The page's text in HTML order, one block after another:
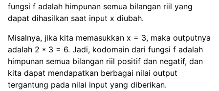
fungsi f adalah himpunan semua bilangan riil yang
dapat dihasilkan saat input x diubah.
Misalnya, jika kita memasukkan x = 3, maka outputnya
adalah 2 * 3 = 6. Jadi, kodomain dari fungsi f adalah
himpunan semua bilangan riil positif dan negatif, dan
kita dapat mendapatkan berbagai nilai output
tergantung pada nilai input yang diberikan.